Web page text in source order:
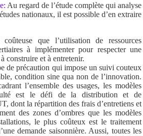
Au regard de l’étude complète qui analyse
nationaux, il est possible d’en extraire
que l’utilisation de ressources
à implémenter pour respecter une
construire et à entretenir.
de précaution qui impose un suivi couteux
condition sine qua non de l’innovation.
l’ensemble des usages, les modèles
est le défi de la distribution et de
dont la répartition des frais d’entretiens et
des zones d’ombres que les modèles
le plus coûteux est le traitement
demande saisonnière. Aussi, toutes les